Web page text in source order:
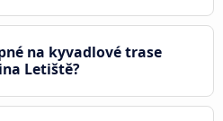
na kyvadlové trase
Letiště?